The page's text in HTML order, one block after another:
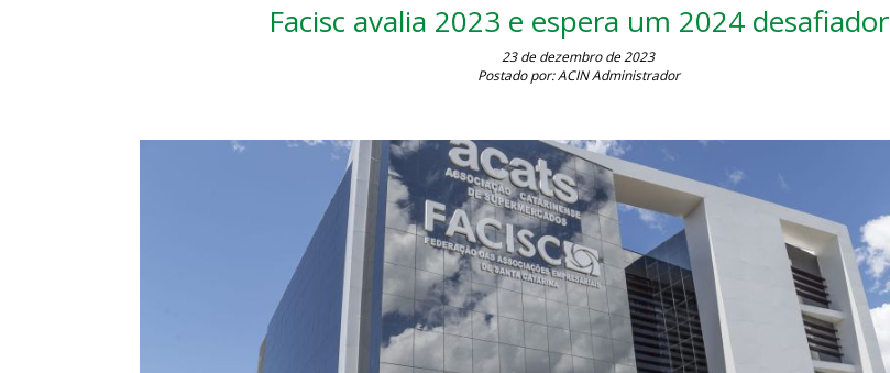
Facisc avalia 2023 e espera um 2024 desafiador
23 de dezembro de 2023
Postado por: ACIN Administrador